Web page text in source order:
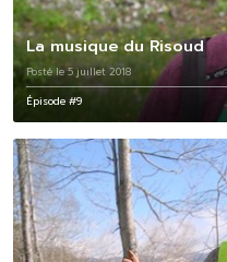
La musique du Risoud
Posté le 5 juillet 2018
Épisode #9